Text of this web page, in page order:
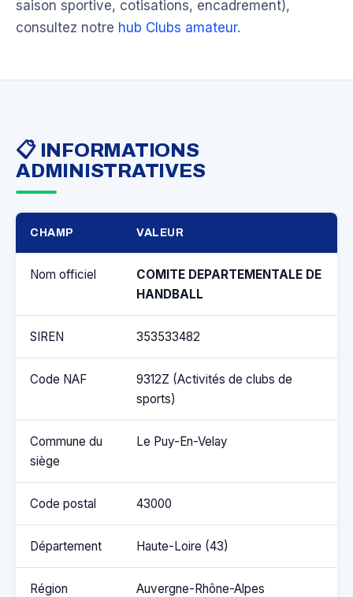
saison sportive, cotisations, encadrement),
consultez notre hub Clubs amateur.
📋 INFORMATIONS
ADMINISTRATIVES
CHAMP VALEUR
Nom officiel
COMITE DEPARTEMENTALE DE
HANDBALL
SIREN 353533482
Code NAF
9312Z (Activités de clubs de
sports)
Commune du
siège
Le Puy-En-Velay
Code postal 43000
Département Haute-Loire (43)
Région Auvergne-Rhône-Alpes